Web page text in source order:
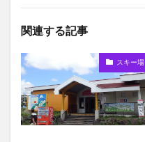
関連する記事
スキー場